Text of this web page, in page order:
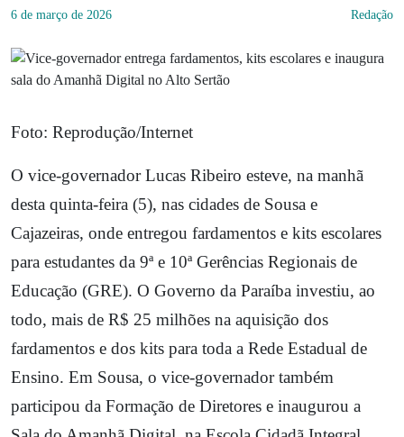
6 de março de 2026 Redação
Foto: Reprodução/Internet
O vice-governador Lucas Ribeiro esteve, na manhã
desta quinta-feira (5), nas cidades de Sousa e
Cajazeiras, onde entregou fardamentos e kits escolares
para estudantes da 9ª e 10ª Gerências Regionais de
Educação (GRE). O Governo da Paraíba investiu, ao
todo, mais de R$ 25 milhões na aquisição dos
fardamentos e dos kits para toda a Rede Estadual de
Ensino. Em Sousa, o vice-governador também
participou da Formação de Diretores e inaugurou a